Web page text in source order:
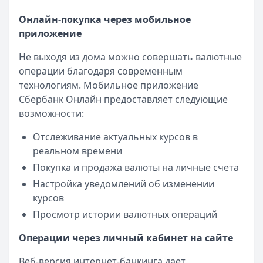
Газпромбанк— Кредитная карта 90 дней
Лимит: до1 000 000 ₽
Обслуживание:Бесплатно
Рейтинг:4.6(10 отзывов)
Т-Банк— Drive
Лимит: до1 000 000 ₽
Льготный период:
Обслуживание:990 ₽ в год
Рейтинг:4.8(12 отзывов)
Все кредитные карты
Автокредиты — лучшие предложения
Альфа-Банк— Кредит на автомобиль
Рейтинг:4.6(16 отзывов)
Т-Банк — Авто
Рейтинг:
Альфа-Банк— Автомобиль у дилера
Рейтинг:4.6(16 отзывов)
Все отзывы
Кредиты
Кредитные карты
Вклады
Обмен валют
Онлайн-покупка через мобильное
приложение
Не выходя из дома можно совершать валютные
операции благодаря современным
технологиям. Мобильное приложение
Сбербанк Онлайн предоставляет следующие
возможности:
Отслеживание актуальных курсов в
реальном времени
Покупка и продажа валюты на личные счета
Настройка уведомлений об изменении
курсов
Просмотр истории валютных операций
Операции через личный кабинет на сайте